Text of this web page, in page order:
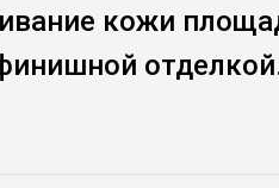
кожи